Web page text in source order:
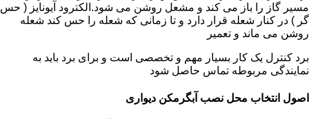
مسیر گاز را باز می کند و مشعل روشن می شود.الکترود آیونایز ( حس
گر ) در کنار شعله قرار دارد و تا زمانی که شعله را حس کند شعله
روشن می ماند و تعمیر
برد کنترل یک کار بسیار مهم و تخصصی است و برای برد باید به
نمایندگی مربوطه تماس حاصل شود
اصول انتخاب محل نصب آبگرمکن دیواری